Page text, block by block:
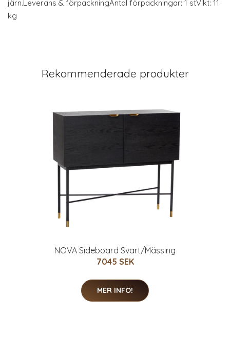
järn.Leverans & förpackningAntal förpackningar: 1 stVikt: 11
kg
Rekommenderade produkter
NOVA Sideboard Svart/Mässing
7045 SEK
MER INFO!